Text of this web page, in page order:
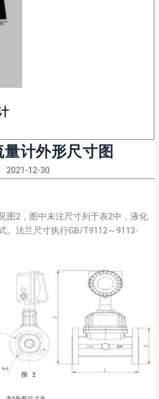
计外形尺寸图
2021-12-30
图2，图中未注尺寸列于表2中，液化
。法兰尺寸执行GB/T9112～9113-